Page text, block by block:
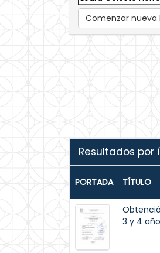
Comenzar nueva
Resultados por
PORTADA TÍTULO
3 y 4